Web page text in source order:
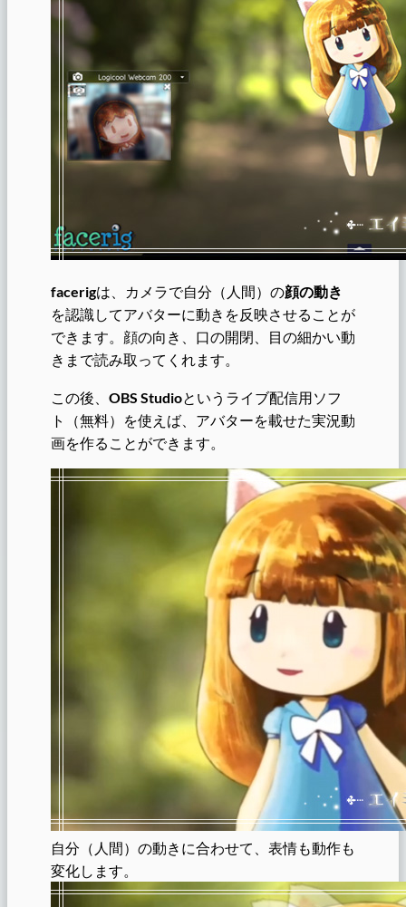
facerigは、カメラで自分（人間）の顔の動き
を認識してアバターに動きを反映させることが
できます。顔の向き、口の開閉、目の細かい動
きまで読み取ってくれます。
この後、 OBS Studioという ライブ配信用ソフ
ト（無料）を使えば、アバターを載せた実況動
画を作ることができます。
自分（人間）の動きに合わせて、表情も動作も
変化します。